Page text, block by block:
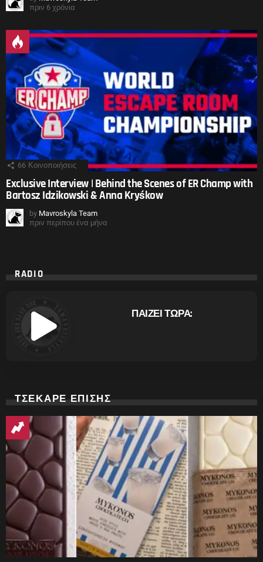
πριν 6 χρόνια
66 Κοινοποιήσεις
Exclusive Interview | Behind the Scenes of ER Champ with
Bartosz Idzikowski & Anna Kryśkow
by Mavroskyla Team
πριν περίπου ένα μήνα
RADIO
ΠΑΙΖΕΙ ΤΩΡΑ:
ΤΣΕΚΑΡΕ ΕΠΙΣΗΣ